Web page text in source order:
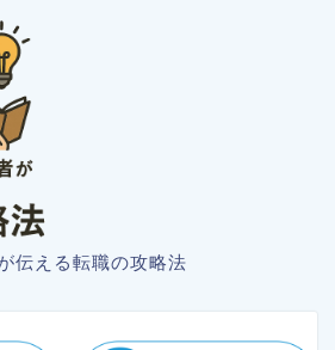
伝える転職の攻略法